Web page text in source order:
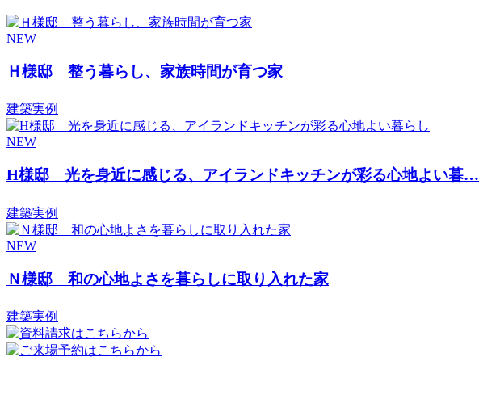
NEW
Ｈ様邸 整う暮らし、家族時間が育つ家
建築実例
NEW
H様邸 光を身近に感じる、アイランドキッチンが彩る心地よい暮…
建築実例
NEW
Ｎ様邸 和の心地よさを暮らしに取り入れた家
建築実例